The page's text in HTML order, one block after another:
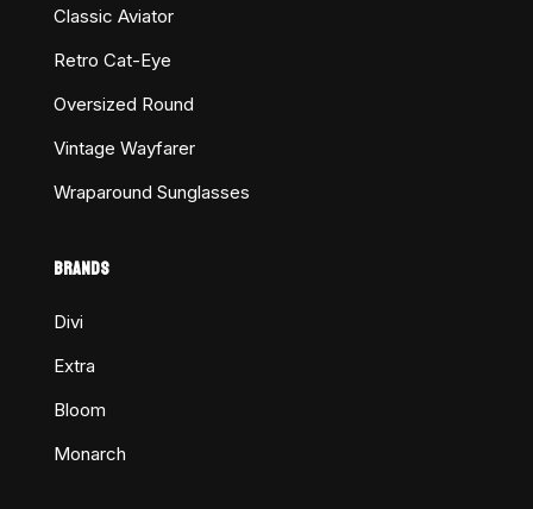
Classic Aviator
Retro Cat-Eye
Oversized Round
Vintage Wayfarer
Wraparound Sunglasses
BRANDS
Divi
Extra
Bloom
Monarch